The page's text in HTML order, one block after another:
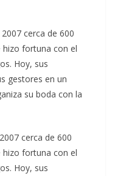
cerca de 600
hizo fortuna con el
Hoy, sus
gestores en un
su boda con la
cerca de 600
hizo fortuna con el
Hoy, sus